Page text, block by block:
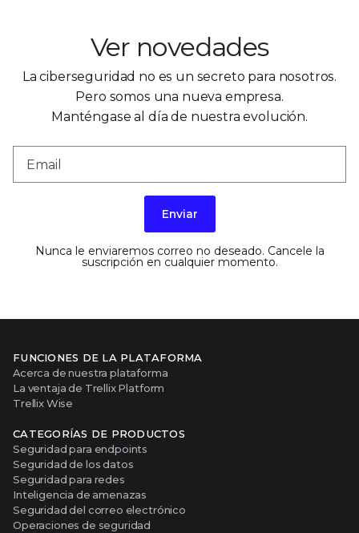
Ver novedades
La ciberseguridad no es un secreto para nosotros.
Pero somos una nueva empresa.
Manténgase al día de nuestra evolución.
Enviar
Nunca le enviaremos correo no deseado. Cancele la
suscripción en cualquier momento.
FUNCIONES DE LA PLATAFORMA
Acerca de nuestra plataforma
La ventaja de Trellix Platform
Trellix Wise
CATEGORÍAS DE PRODUCTOS
Seguridad para endpoints
Seguridad de los datos
Seguridad para redes
Inteligencia de amenazas
Seguridad del correo electrónico
Operaciones de seguridad